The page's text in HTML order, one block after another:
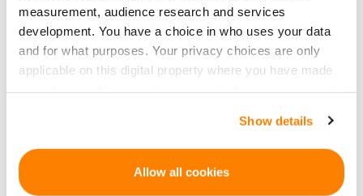
measurement, audience research and services
development. You have a choice in who uses your data
and for what purposes. Your privacy choices are only
applicable on this digital property where you have made
If you allow, we would also like to:
Show details
Allow all cookies
Pirmieji sužinokite
apie naujas
investavimo galimybes